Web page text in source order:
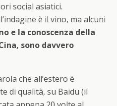
social asiatici.
è il vino, ma alcuni
e la conoscenza della
sono davvero
che all’estero è
di qualità, su Baidu (il